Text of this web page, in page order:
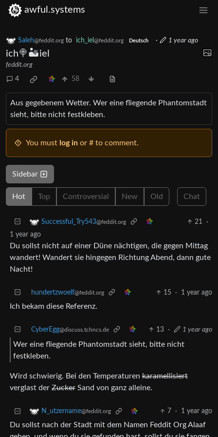
awful.systems
Saleh@feddit.org to ich_iel @feddit.org Deutsch · 1 year ago
ich🍭🏜️iel
feddit.org
4 58
Aus gegebenem Wetter. Wer eine fliegende Phantomstadt
sieht, bitte nicht festkleben.
You must log in or # to comment.
Sidebar
Hot Top Controversial New Old Chat
Successful_Try543@feddit.org 21
·
1 year ago
Du sollst nicht auf einer Düne nächtigen, die gegen Mittag
wandert! Wandert sie hingegen Richtung Abend, dann gute
Nacht!
hundertzwoelf@feddit.org 15 · 1 year ago
Ich bekam diese Referenz.
CyberEgg@discuss.tchncs.de 13 · 1 year ago
Wer eine fliegende Phantomstadt sieht, bitte nicht
festkleben.
Wird schwierig. Bei den Temperaturen karamellisiert
verglast der Zucker Sand von ganz alleine.
N_utzername@feddit.org 7 · 1 year ago
Du sollst nach der Stadt mit dem Namen Feddit Org Alaaf